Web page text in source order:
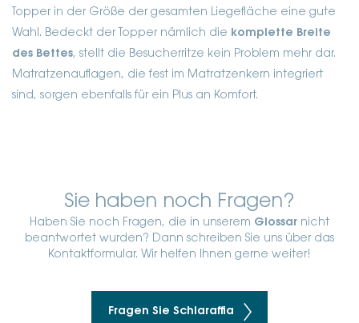
Topper in der Größe der gesamten Liegefläche eine gute
Wahl. Bedeckt der Topper nämlich die komplette Breite
des Bettes, stellt die Besucherritze kein Problem mehr dar.
Matratzenauflagen, die fest im Matratzenkern integriert
sind, sorgen ebenfalls für ein Plus an Komfort.
Sie haben noch Fragen?
Haben Sie noch Fragen, die in unserem Glossar nicht
beantwortet wurden? Dann schreiben Sie uns über das
Kontaktformular. Wir helfen Ihnen gerne weiter!
Fragen Sie Schlaraffia